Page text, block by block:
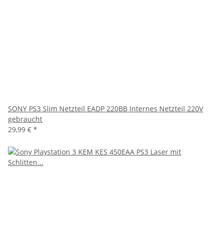
SONY PS3 Slim Netzteil EADP 220BB Internes Netzteil 220V
gebraucht
29,99 € *